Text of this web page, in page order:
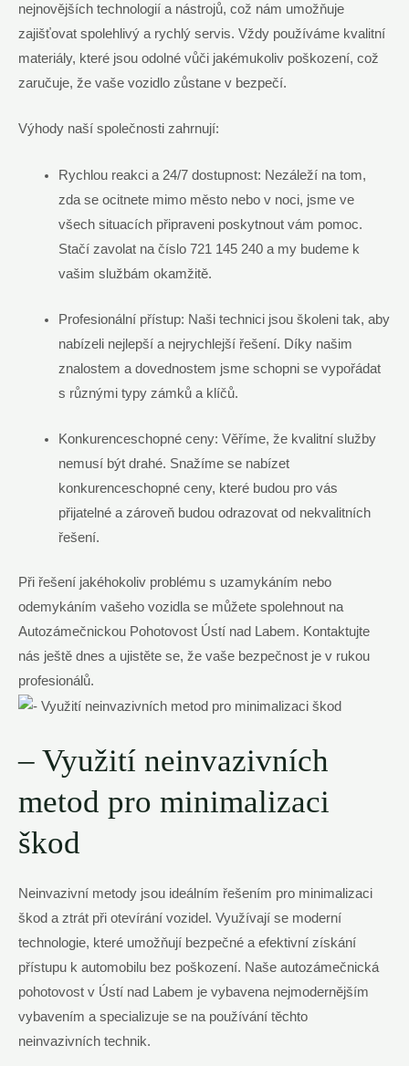
nejnovějších technologií a nástrojů, což nám umožňuje
zajišťovat spolehlivý a rychlý servis. Vždy používáme kvalitní
materiály, které jsou odolné vůči jakémukoliv poškození, což
zaručuje, že vaše vozidlo zůstane v bezpečí.
Výhody naší společnosti zahrnují:
Rychlou reakci a 24/7 dostupnost: Nezáleží na tom,
zda se ocitnete mimo město nebo v noci, jsme ve
všech situacích připraveni poskytnout vám pomoc.
Stačí zavolat na číslo 721 145 240 a my budeme k
vašim službám okamžitě.
Profesionální přístup: Naši technici jsou školeni tak, aby
nabízeli nejlepší a nejrychlejší řešení. Díky našim
znalostem a dovednostem jsme schopni se vypořádat
s různými typy zámků a klíčů.
Konkurenceschopné ceny: Věříme, že kvalitní služby
nemusí být drahé. Snažíme se nabízet
konkurenceschopné ceny, které budou pro vás
přijatelné a zároveň budou odrazovat od nekvalitních
řešení.
Při řešení jakéhokoliv problému s uzamykáním nebo
odemykáním vašeho vozidla se můžete spolehnout na
Autozámečnickou Pohotovost Ústí nad Labem. Kontaktujte
nás ještě dnes a ujistěte se, že vaše bezpečnost je v rukou
profesionálů.
– Využití neinvazivních
metod pro minimalizaci
škod
Neinvazivní metody jsou ideálním řešením pro minimalizaci
škod a ztrát při otevírání vozidel. Využívají se moderní
technologie, které umožňují bezpečné a efektivní získání
přístupu k automobilu bez poškození. Naše autozámečnická
pohotovost v Ústí nad Labem je vybavena nejmodernějším
vybavením a specializuje se na používání těchto
neinvazivních technik.